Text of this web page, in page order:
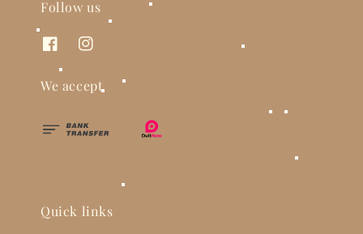
Follow us
We accept
Quick links